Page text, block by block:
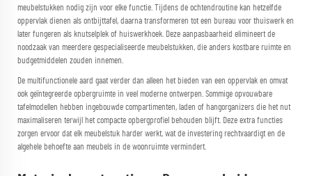
meubelstukken nodig zijn voor elke functie. Tijdens de ochtendroutine kan hetzelfde
oppervlak dienen als ontbijttafel, daarna transformeren tot een bureau voor thuiswerk en
later fungeren als knutselplek of huiswerkhoek. Deze aanpasbaarheid elimineert de
noodzaak van meerdere gespecialiseerde meubelstukken, die anders kostbare ruimte en
budgetmiddelen zouden innemen.
De multifunctionele aard gaat verder dan alleen het bieden van een oppervlak en omvat
ook geïntegreerde opbergruimte in veel moderne ontwerpen. Sommige opvouwbare
tafelmodellen hebben ingebouwde compartimenten, laden of hangorganizers die het nut
maximaliseren terwijl het compacte opbergprofiel behouden blijft. Deze extra functies
zorgen ervoor dat elk meubelstuk harder werkt, wat de investering rechtvaardigt en de
algehele behoefte aan meubels in de woonruimte vermindert.